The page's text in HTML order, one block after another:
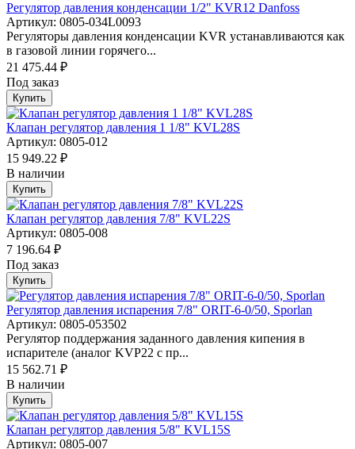
Регулятор давления конденсации 1/2" KVR12 Danfoss
Артикул: 0805-034L0093
Регуляторы давления конденсации KVR устанавливаются как
в газовой линии горячего...
21 475.44 ₽
Под заказ
Купить
Клапан регулятор давления 1 1/8" KVL28S
Артикул: 0805-012
15 949.22 ₽
В наличии
Купить
Клапан регулятор давления 7/8" KVL22S
Артикул: 0805-008
7 196.64 ₽
Под заказ
Купить
Регулятор давления испарения 7/8" ORIT-6-0/50, Sporlan
Артикул: 0805-053502
Регулятор поддержания заданного давления кипения в
испарителе (аналог KVР22 с пр...
15 562.71 ₽
В наличии
Купить
Клапан регулятор давления 5/8" KVL15S
Артикул: 0805-007